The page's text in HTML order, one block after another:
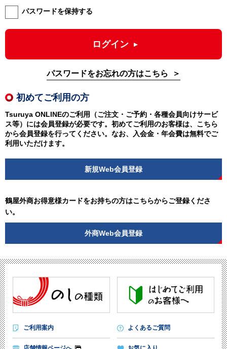
パスワードを保持する
ログイン
パスワードをお忘れの方はこちら
初めてご利用の方
Tsuruya ONLINEのご利用（ご注文・ご予約・各種会員向けサービ
ス等）には会員登録が必要です。初めてご利用のお客様は、こちら
から会員登録を行ってください。なお、入会金・年会費は無料でご
利用いただけます。
新規Web会員登録
鶴屋外商お得意様カードをお持ちの方はこちらからご登録くださ
い。
外商Web会員登録
ご利用案内 よくあるご質問